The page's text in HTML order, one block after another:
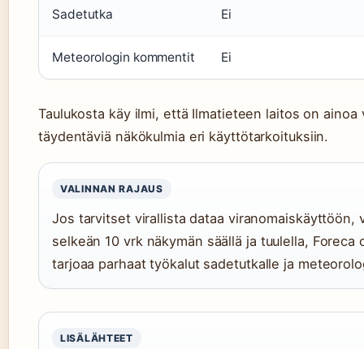
Sadetutka Ei
Meteorologin kommentit Ei
Taulukosta käy ilmi, että Ilmatieteen laitos on
täydentäviä näkökulmia eri käyttötarkoituksiin.
VALINNAN RAJAUS
Jos tarvitset virallista dataa viranomaiskäyttöön,
selkeän 10 vrk näkymän säällä ja tuulella,
tarjoaa parhaat työkalut sadetutkalle ja
LISÄLÄHTEET